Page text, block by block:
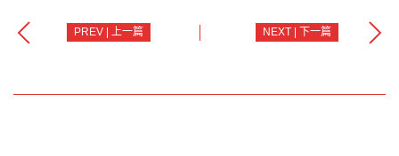
PREV | 上一篇 NEXT | 下一篇